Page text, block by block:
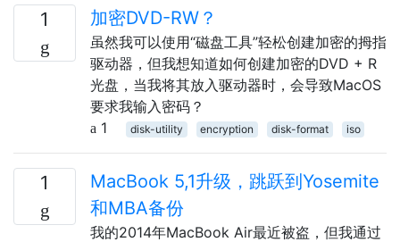
1 加密DVD-RW？
虽然我可以使用“磁盘工具”轻松创建加密的拇指
驱动器，但我想知道如何创建加密的DVD + R
光盘，当我将其放入驱动器时，会导致MacOS
要求我输入密码？
1
disk-utility encryption disk-format iso
1
MacBook 5,1升级，跳跃到Yosemite
和MBA备份
我的2014年MacBook Air最近被盗，但我通过